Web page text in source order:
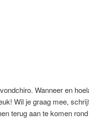
Wanneer en
Wil je graag mee,
terug aan te komen